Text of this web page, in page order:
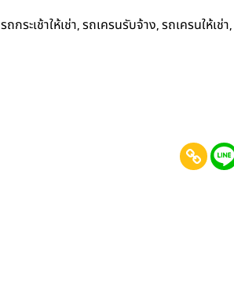
รถกระเช้าให้เช่า,รถเครนรับจ้าง,รถเครนให้เช่า,